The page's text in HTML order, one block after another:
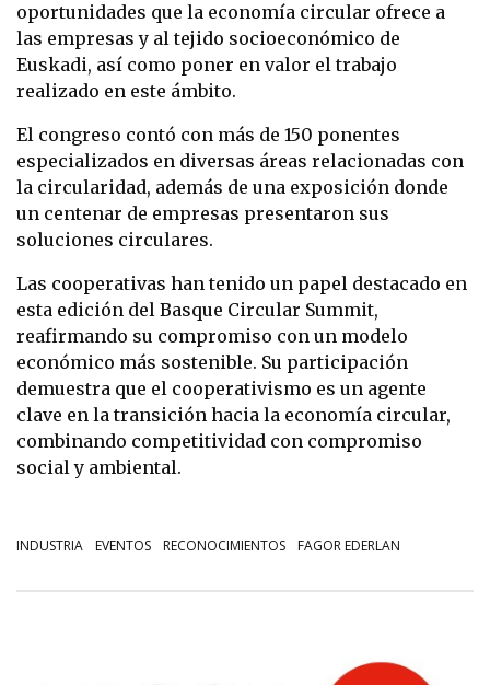
oportunidades que la economía circular ofrece a
las empresas y al tejido socioeconómico de
Euskadi, así como poner en valor el trabajo
realizado en este ámbito. ​
El congreso contó con más de 150 ponentes
especializados en diversas áreas relacionadas con
la circularidad, además de una exposición donde
un centenar de empresas presentaron sus
soluciones circulares.
Las cooperativas han tenido un papel destacado en
esta edición del Basque Circular Summit,
reafirmando su compromiso con un modelo
económico más sostenible. Su participación
demuestra que el cooperativismo es un agente
clave en la transición hacia la economía circular,
combinando competitividad con compromiso
social y ambiental.
INDUSTRIA EVENTOS RECONOCIMIENTOS FAGOR EDERLAN